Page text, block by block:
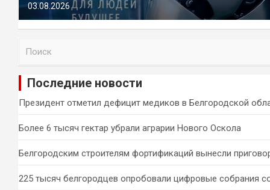
03.08.2026
и
Последние новости
Президент отметил дефицит медиков в Белгородской
Более 6 тысяч гектар убрали аграрии Нового Оскола
Белгородским строителям фортификаций вынесли
225 тысяч белгородцев опробовали цифровые собрания